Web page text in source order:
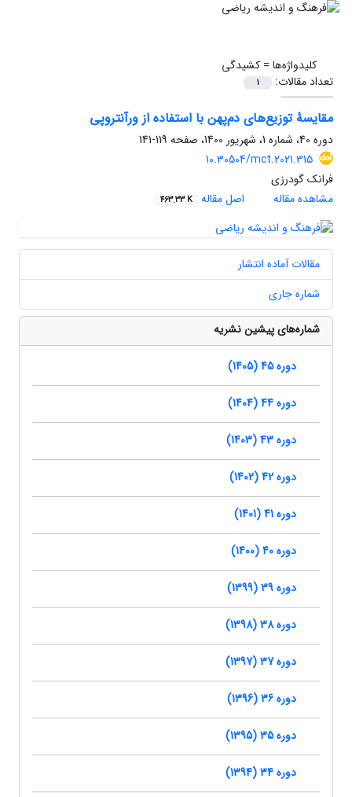
کلیدواژه‌ها =کشیدگی
تعداد مقالات:
1
مقایسۀ توزیع‌های دم‌پهن با استفاده از ورآنتروپی
دوره 40، شماره 1، شهریور 1400، صفحه
119-141
10.30504/mct.2021.315
فرانک گودرزی
مشاهده مقاله
اصل مقاله 463.33 K
مقالات آماده انتشار
شماره جاری
شماره‌های پیشین نشریه
دوره 45 (1405)
دوره 44 (1404)
دوره 43 (1403)
دوره 42 (1402)
دوره 41 (1401)
دوره 40 (1400)
دوره 39 (1399)
دوره 38 (1398)
دوره 37 (1397)
دوره 36 (1396)
دوره 35 (1395)
دوره 34 (1394)